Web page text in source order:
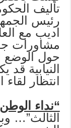
تأليف
رئيس
اديب مع
مشاورات
حول الوضع
النيابية
انتظار لقاء
“نداء الوطن
الثالث”…